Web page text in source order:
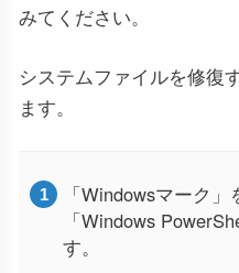
みてください。
システムファイルを修復
ます。
「Windowsマーク
「Windows
す。